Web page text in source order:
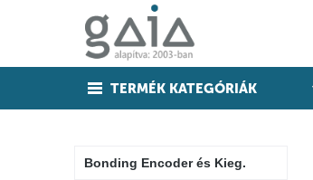
TERMÉK KATEGÓRIÁK
Bonding Encoder és Kieg.